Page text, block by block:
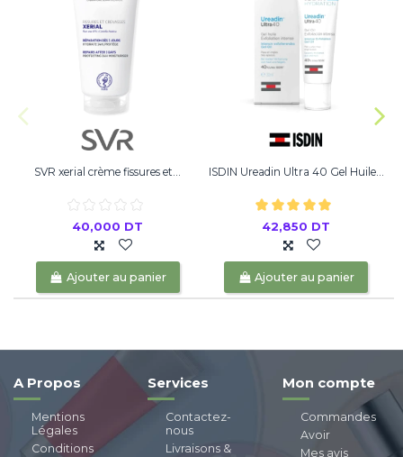
SVR xerial crème fissures et...
40,000 DT
Ajouter au panier
ISDIN Ureadin Ultra 40 Gel Huile...
42,850 DT
Ajouter au panier
A Propos
Mentions
Légales
Conditions
Services
Contactez-
nous
Livraisons &
Mon compte
Commandes
Avoir
Mes avis